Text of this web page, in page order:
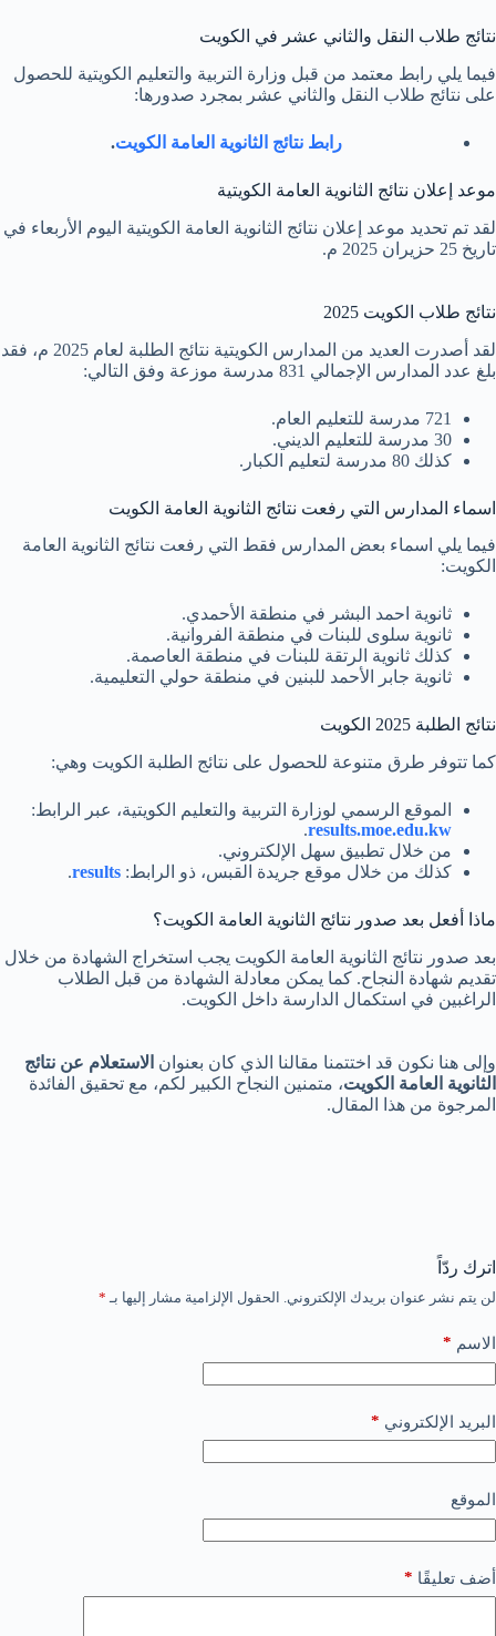
نتائج طلاب النقل والثاني عشر في الكويت
فيما يلي رابط معتمد من قبل وزارة التربية والتعليم الكويتية للحصول
على نتائج طلاب النقل والثاني عشر بمجرد صدورها:
رابط نتائج الثانوية العامة الكويت.
موعد إعلان نتائج الثانوية العامة الكويتية
لقد تم تحديد موعد إعلان نتائج الثانوية العامة الكويتية اليوم الأربعاء في
تاريخ 25 حزيران 2025 م.
نتائج طلاب الكويت 2025
لقد أصدرت العديد من المدارس الكويتية نتائج الطلبة لعام 2025 م، فقد
بلغ عدد المدارس الإجمالي 831 مدرسة موزعة وفق التالي:
721 مدرسة للتعليم العام.
30 مدرسة للتعليم الديني.
كذلك 80 مدرسة لتعليم الكبار.
اسماء المدارس التي رفعت نتائج الثانوية العامة الكويت
فيما يلي اسماء بعض المدارس فقط التي رفعت نتائج الثانوية العامة
الكويت:
ثانوية احمد البشر في منطقة الأحمدي.
ثانوية سلوى للبنات في منطقة الفروانية.
كذلك ثانوية الرتقة للبنات في منطقة العاصمة.
ثانوية جابر الأحمد للبنين في منطقة حولي التعليمية.
نتائج الطلبة 2025 الكويت
كما تتوفر طرق متنوعة للحصول على نتائج الطلبة الكويت وهي:
الموقع الرسمي لوزارة التربية والتعليم الكويتية، عبر الرابط:
results.moe.edu.kw
.
من خلال تطبيق سهل الإلكتروني.
كذلك من خلال موقع جريدة القبس، ذو الرابط: results
.
ماذا أفعل بعد صدور نتائج الثانوية العامة الكويت؟
بعد صدور نتائج الثانوية العامة الكويت يجب استخراج الشهادة من خلال
تقديم شهادة النجاح. كما يمكن معادلة الشهادة من قبل الطلاب
الراغبين في استكمال الدارسة داخل الكويت.
وإلى هنا نكون قد اختتمنا مقالنا الذي كان بعنوان الاستعلام عن نتائج
الثانوية العامة الكويت، متمنين النجاح الكبير لكم، مع تحقيق الفائدة
المرجوة من هذا المقال.
اترك ردّاً
لن يتم نشر عنوان بريدك الإلكتروني. الحقول الإلزامية مشار إليها بـ *
الاسم *
البريد الإلكتروني *
الموقع
أضف تعليقًا *